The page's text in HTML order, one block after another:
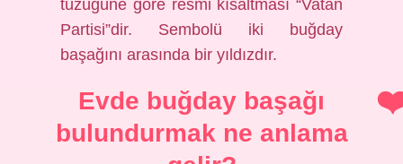
tüzüğüne göre resmi kısaltması “Vatan
Partisi”dir. Sembolü iki buğday
başağını arasında bir yıldızdır.
Evde buğday başağı
bulundurmak ne anlama